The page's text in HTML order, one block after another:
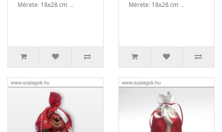
Mérete: 18x28 cm ..
Mérete: 18x28 cm ..